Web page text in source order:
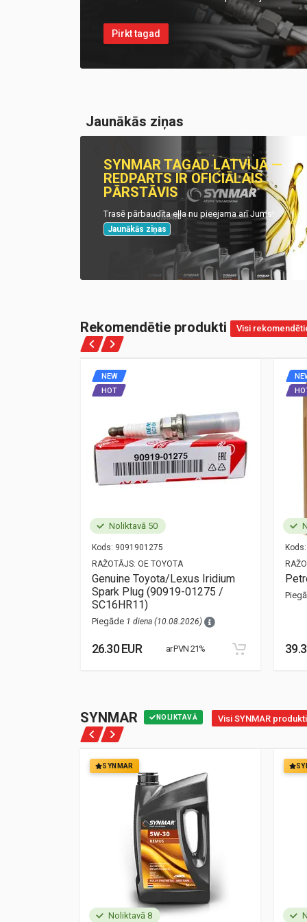
Pirkt tagad
Jaunākās ziņas
SYNMAR TAGAD LATVIJĀ —
REDPARTS IR OFICIĀLAIS
PĀRSTĀVIS
Trasē pārbaudīta eļļa nu pieejama arī Jums!
Jaunākās ziņas
Rekomendētie produkti Visi
Noliktavā 50
Kods: 9091901275
RAŽOTĀJS: OE TOYOTA
NEW
HOT
Genuine Toyota/Lexus Iridium
Spark Plug (90919-01275 /
SC16HR11)
Piegāde 1 diena (10.08.2026)
26.30 EUR ar PVN 21%
Kods:
SYNMAR NOLIKTAVĀ Visi SYNMAR produkti
SYNMAR
Noliktavā 8